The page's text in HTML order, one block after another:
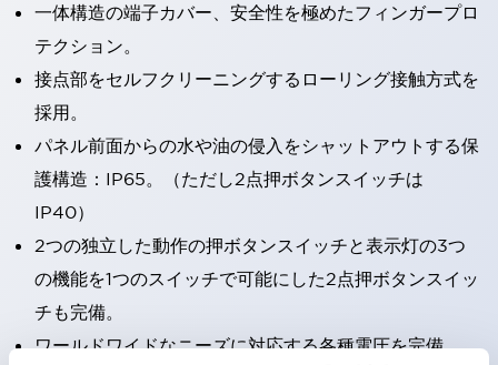
一体構造の端子カバー、安全性を極めたフィンガープロ
テクション。
接点部をセルフクリーニングするローリング接触方式を
採用。
パネル前面からの水や油の侵入をシャットアウトする保
護構造：IP65。（ただし2点押ボタンスイッチは
IP40）
2つの独立した動作の押ボタンスイッチと表示灯の3つ
の機能を1つのスイッチで可能にした2点押ボタンスイッ
チも完備。
ワールドワイドなニーズに対応する各種電圧を完備。